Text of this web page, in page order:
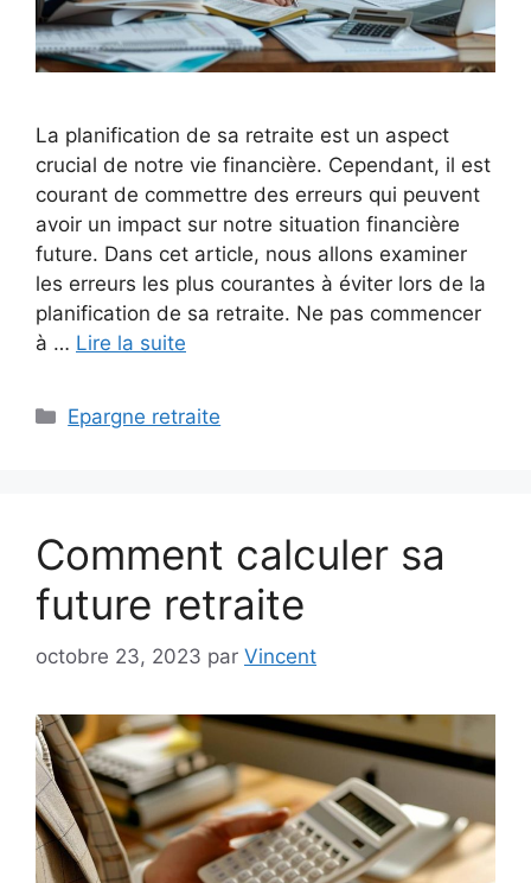
La planification de sa retraite est un aspect
crucial de notre vie financière. Cependant, il est
courant de commettre des erreurs qui peuvent
avoir un impact sur notre situation financière
future. Dans cet article, nous allons examiner
les erreurs les plus courantes à éviter lors de la
planification de sa retraite. Ne pas commencer
à … Lire la suite
Catégories
Epargne retraite
Comment calculer sa
future retraite
octobre 23, 2023 par Vincent